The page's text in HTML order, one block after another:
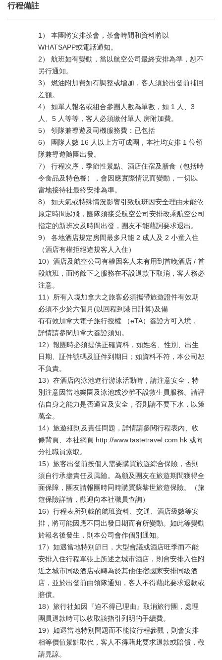
行程備註
1） 本團將安排茶會，茶會時間和資料將以
WHATSAPP或電話通知。
2） 航班如有變動，當以航空公司最終安排為準，恕不
另行通知。
3） 燃油附加費如有調整或增加，客人須於出發前補回
差額。
4） 如單人報名或組合參團人數為單數，如 1 人、3
人、5 人等等，客人必須繳付單人 房附加費。
5） 領隊兼導遊及司機服務費：已包括
6） 團隊人數 16 人以上方可成團，本社均安排 1 位領
隊兼導遊隨團出發。
7） 行程次序，季節性景點、酒店住宿及膳食（包括時
令食品及特色餐），會因應實際情況而變動，一切以
當地接待社最終安排為準。
8） 如天氣或特殊情況影響引致航班因安全理由未能依
原定時間起飛，團隊須接受航空公司安排改乘航空公司
指定的新班次及時間出發，團友不能藉詞要求退出。
9） 各地酒店規定房間最多只能 2 成人及 2 小童入住
（酒店有權拒絕違規客人入住）
10）酒店及航空公司有權因客人未有用到首晚酒店 / 首
段航班，而將餘下之服務在不設退款下取消，客人務必
注意。
11）所有入境加拿大之旅客必須攜帶旅遊證件有效期
必須不少於六個月(以回程到港日計算)及備
有有效加拿大電子旅行授權 （eTA）簽證方可入境，
詳情請參閱加拿大簽證須知。
12）報團時必須提供正確資料，如姓名、性別、出生
日期、証件號碼及証件到期日；如資料不符，本公司恕
不負責。
13）在酒店內泳池進行游泳活動時，請注意安全，特
別注意因當地樂園及泳池或沙灘不設救生員服務。請評
估自身之能力是否適宜及安全，否則請不要下水，以策
萬全。
14）旅遊細則及責任問題，詳情請參閱行程表內、收
條背頁、本社網頁 http://www.tastetravel.com.hk 或向
分社職員索取。
15）旅客出發前按個人需要購買旅遊綜合保險，否則
須自行承擔責任及風險。為顧及團友在旅遊期間獲得全
面保障，團友請報團時同時購買蘇黎世旅遊保險。（旅
遊保險詳情，歡迎向本社職員查詢）
16）行程表所列載的航班資料、交通、酒店級數等安
排，將可能因應不同出發日期而有所變動。如此等變動
於報名後發生，則本公司會作個別通知。
17）如遇當地特別節日，大型會議或酒店旺季而不能
安排入住行程單張上所述之城市酒店，則會安排入住附
近之城市同級酒店或轉為於其他住宿國家安排同級酒
店，並於出發前由領隊通知，客人不得藉此要求退款或
賠償。
18）旅行社如因『迫不得已理由』取消旅行團，處理
團員退款時可以收取該指引列明的手續費。
19）如遇當地特別問題而不能按行程參觀，則會安排
相等價值景點取代，客人不得藉此要求退款或賠償，敬
請見諒。